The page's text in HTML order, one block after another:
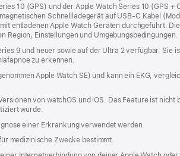
10 (GPS) und der Apple Watch Series 10 (GPS
Schnellladegerät auf USB‑C Kabel
entladenen Apple Watch Geräten durchgeführt.
Region, Einstellungen und
9 und neuer sowie auf der Ultra 2 verfügbar. Sie
zu erkennen.
Apple Watch SE) und kann ein EKG,
von watchOS und iOS. Das Feature ist
wurde.
einer Erkrankung verwendet werden.
medizinische Zwecke bestimmt.